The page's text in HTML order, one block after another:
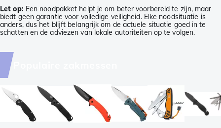
Let op: Een noodpakket helpt je om beter voorbereid te zijn, maar
biedt geen garantie voor volledige veiligheid. Elke noodsituatie is
anders, dus het blijft belangrijk om de actuele situatie goed in te
schatten en de adviezen van lokale autoriteiten op te volgen.